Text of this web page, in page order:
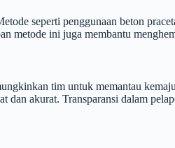
seperti penggunaan beton
metode ini juga membantu
tim untuk memantau
akurat. Transparansi dalam